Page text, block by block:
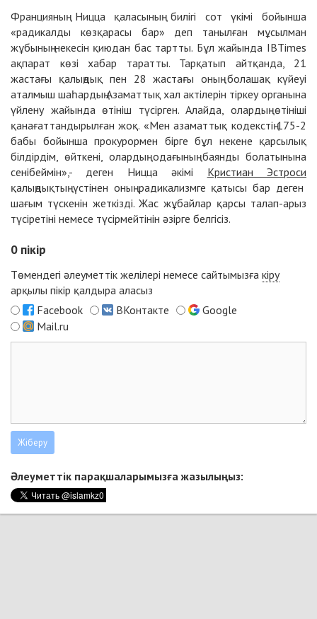
Францияның Ницца қаласының билігі сот үкімі бойынша
«радикалды көзқарасы бар» деп танылған мұсылман
жұбының некесін қиюдан бас тартты. Бұл жайында IBTimes
ақпарат көзі хабар таратты. Тарқатып айтқанда, 21
жастағы қалыңдық пен 28 жастағы оның болашақ күйеуі
аталмыш шаһардың Азаматтық хал актілерін тіркеу органына
үйлену жайында өтініш түсірген. Алайда, олардың өтініші
қанағаттандырылған жоқ. «Мен азаматтық кодекстің 175-2
бабы бойынша прокурормен бірге бұл некене қарсылық
білдірдім, өйткені, олардың одағының баянды болатынына
сенібеймін»,- деген Ницца әкімі Кристиан Эстроси
қалыңдықтың үстінен оның радикализмге қатысы бар деген
шағым түскенін жеткізді. Жас жұбайлар қарсы талап-арыз
түсіретіні немесе түсірмейтінін әзірге белгісіз.
0 пікір
Төмендегі әлеуметтік желілері немесе сайтымызға кіру
арқылы пікір қалдыра аласыз
Facebook
ВКонтакте
Google
Mail.ru
Әлеуметтік парақшаларымызға жазылыңыз: